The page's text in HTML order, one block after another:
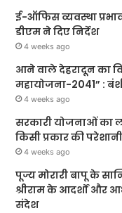
ई-ऑफिस व्यवस्था
डीएम ने दिए निर्देश
4 weeks ago
आने वाले देहरादून का
महायोजना-2041” :
4 weeks ago
सरकारी योजनाओं का
किसी प्रकार की
4 weeks ago
पूज्य मोरारी बापू के
श्रीराम के आदर्शों और
संदेश